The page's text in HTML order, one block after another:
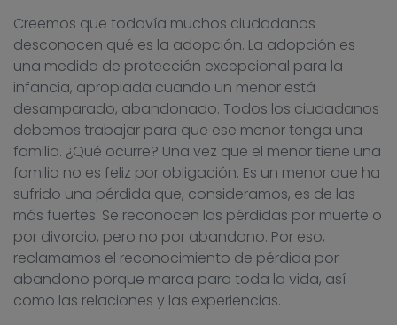
Creemos que todavía muchos ciudadanos
desconocen qué es la adopción. La adopción es
una medida de protección excepcional para la
infancia, apropiada cuando un menor está
desamparado, abandonado. Todos los ciudadanos
debemos trabajar para que ese menor tenga una
familia. ¿Qué ocurre? Una vez que el menor tiene una
familia no es feliz por obligación. Es un menor que ha
sufrido una pérdida que, consideramos, es de las
más fuertes. Se reconocen las pérdidas por muerte o
por divorcio, pero no por abandono. Por eso,
reclamamos el reconocimiento de pérdida por
abandono porque marca para toda la vida, así
como las relaciones y las experiencias.